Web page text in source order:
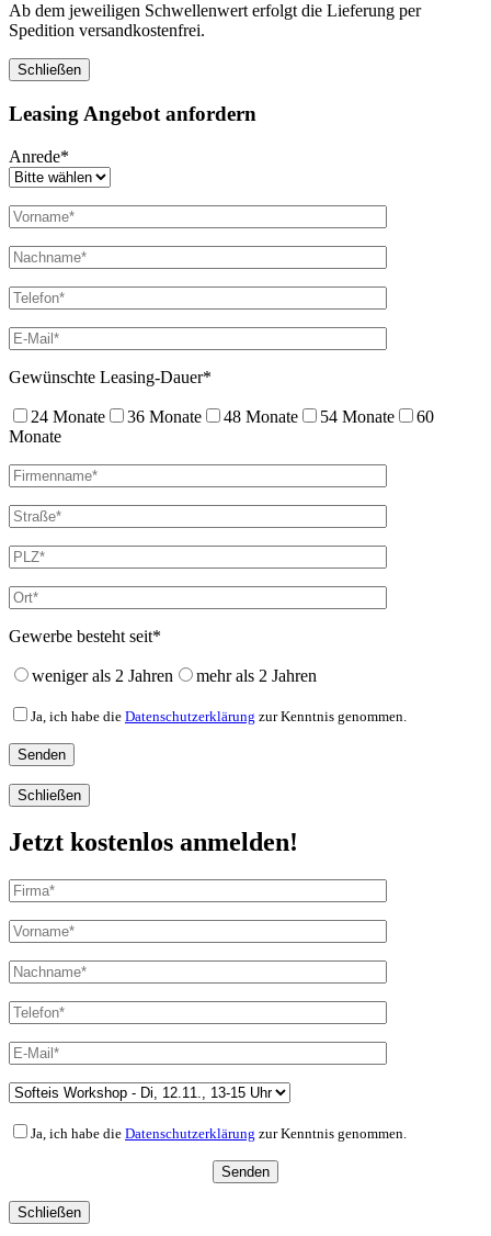
Ab dem jeweiligen Schwellenwert erfolgt die Lieferung per
Spedition versandkostenfrei.
Schließen
Leasing Angebot anfordern
Anrede*
Gewünschte Leasing-Dauer*
24 Monate 36 Monate 48 Monate 54 Monate
60
Monate
Gewerbe besteht seit*
weniger als 2 Jahren mehr als 2 Jahren
Ja, ich habe die Datenschutzerklärung zur Kenntnis genommen.
Schließen
Jetzt kostenlos anmelden!
Ja, ich habe die Datenschutzerklärung zur Kenntnis genommen.
Schließen